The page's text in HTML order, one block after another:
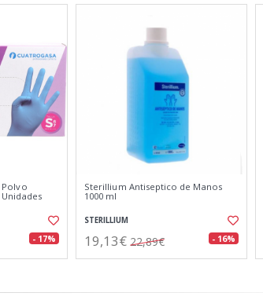
Polvo
Unidades
- 17%
Sterillium Antiseptico de Manos
1000 ml
STERILLIUM
19,13€ 22,89€ - 16%